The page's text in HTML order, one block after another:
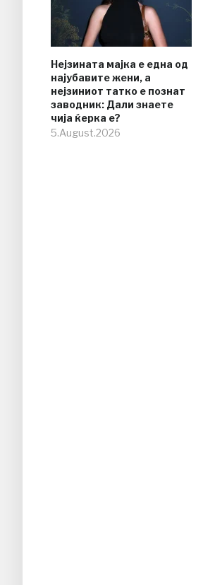
Нејзината мајка е една од
најубавите жени, а
нејзиниот татко е познат
заводник: Дали знаете
чија ќерка е?
5.August.2026